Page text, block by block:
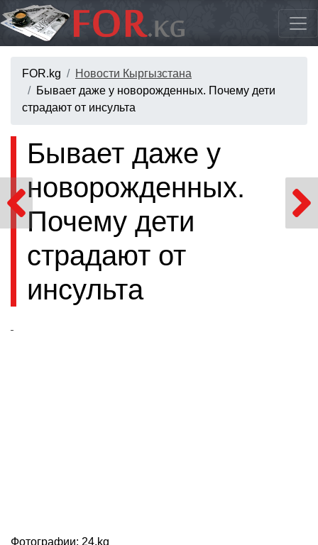
FOR.kg
Новости Кыргызстана
Бывает даже у новорожденных. Почему дети
страдают от инсульта
Бывает даже у
новорожденных.
Почему дети
страдают от
инсульта
Фотографии: 24.kg